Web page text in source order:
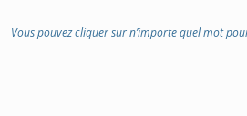
Vous pouvez cliquer sur n’importe quel mot